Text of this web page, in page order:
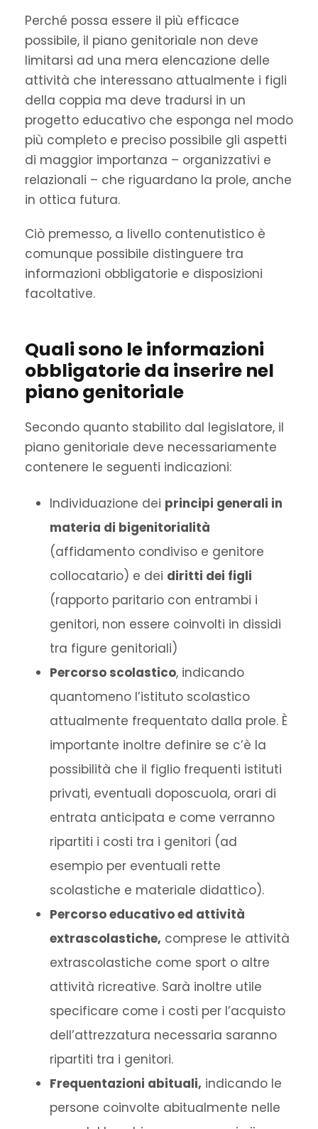
Perché possa essere il più efficace
possibile, il piano genitoriale non deve
limitarsi ad una mera elencazione delle
attività che interessano attualmente i figli
della coppia ma deve tradursi in un
progetto educativo che esponga nel modo
più completo e preciso possibile gli aspetti
di maggior importanza – organizzativi e
relazionali – che riguardano la prole, anche
in ottica futura.
Ciò premesso, a livello contenutistico è
comunque possibile distinguere tra
informazioni obbligatorie e disposizioni
facoltative.
Quali sono le informazioni
obbligatorie da inserire nel
piano genitoriale
Secondo quanto stabilito dal legislatore, il
piano genitoriale deve necessariamente
contenere le seguenti indicazioni:
Individuazione dei principi generali in
materia di bigenitorialità
(affidamento condiviso e genitore
collocatario) e dei diritti dei figli
(rapporto paritario con entrambi i
genitori, non essere coinvolti in dissidi
tra figure genitoriali)
Percorso scolastico, indicando
quantomeno l’istituto scolastico
attualmente frequentato dalla prole. È
importante inoltre definire se c’è la
possibilità che il figlio frequenti istituti
privati, eventuali doposcuola, orari di
entrata anticipata e come verranno
ripartiti i costi tra i genitori (ad
esempio per eventuali rette
scolastiche e materiale didattico).
Percorso educativo ed attività
extrascolastiche, comprese le attività
extrascolastiche come sport o altre
attività ricreative. Sarà inoltre utile
specificare come i costi per l’acquisto
dell’attrezzatura necessaria saranno
ripartiti tra i genitori.
Frequentazioni abituali, indicando le
persone coinvolte abitualmente nelle